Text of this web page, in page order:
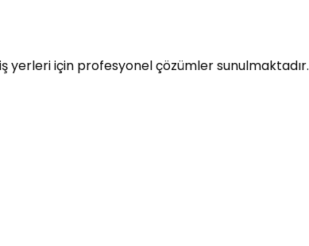
yerleri için profesyonel çözümler sunulmaktadır.